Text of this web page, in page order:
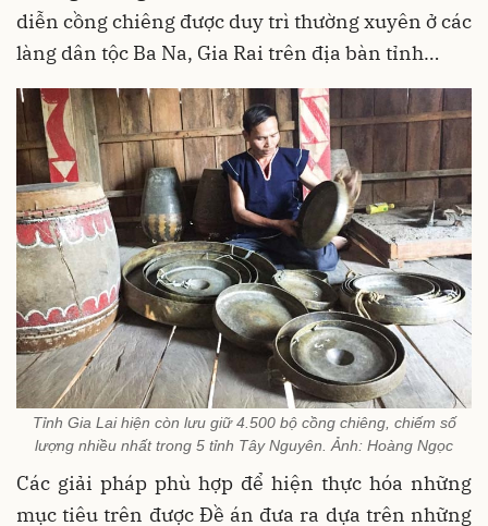
diễn cồng chiêng được duy trì thường xuyên ở các
làng dân tộc Ba Na, Gia Rai trên địa bàn tỉnh…
Tỉnh Gia Lai hiện còn lưu giữ 4.500 bộ cồng chiêng, chiếm số
lượng nhiều nhất trong 5 tỉnh Tây Nguyên. Ảnh: Hoàng Ngọc
Các giải pháp phù hợp để hiện thực hóa những
mục tiêu trên được Đề án đưa ra dựa trên những